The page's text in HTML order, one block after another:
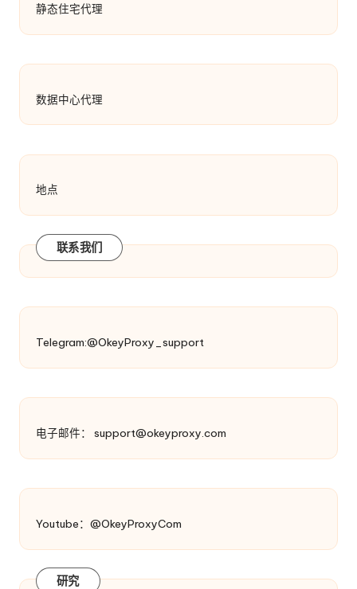
静态住宅代理
数据中心代理
地点
联系我们
Telegram:@OkeyProxy_support
电子邮件： support@okeyproxy.com
Youtube：@OkeyProxyCom
研究